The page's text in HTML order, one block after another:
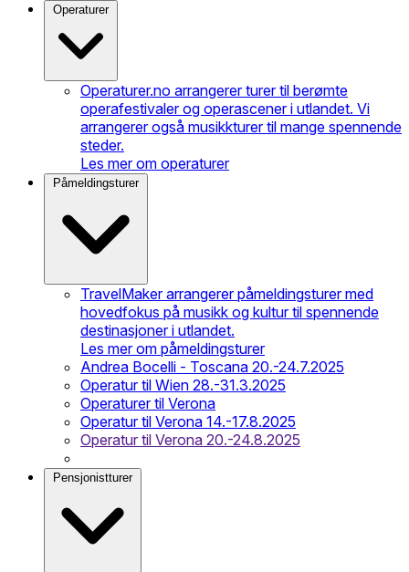
Operaturer
Operaturer.no arrangerer turer til berømte
operafestivaler og operascener i utlandet. Vi
arrangerer også musikkturer til mange spennende
steder.
Les mer om operaturer
Påmeldingsturer
TravelMaker arrangerer påmeldingsturer med
hovedfokus på musikk og kultur til spennende
destinasjoner i utlandet.
Les mer om påmeldingsturer
Andrea Bocelli - Toscana 20.-24.7.2025
Operatur til Wien 28.-31.3.2025
Operaturer til Verona
Operatur til Verona 14.-17.8.2025
Operatur til Verona 20.-24.8.2025
Pensjonistturer